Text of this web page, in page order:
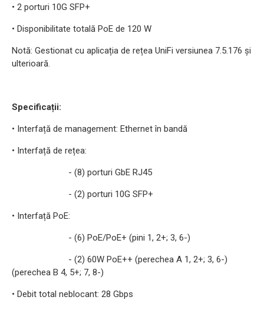
• 2 porturi 10G SFP+
• Disponibilitate totală PoE de 120 W
Notă: Gestionat cu aplicația de rețea UniFi versiunea 7.5.176 și
ulterioară.
Specificații:
• Interfață de management: Ethernet în bandă
• Interfață de rețea:
- (8) porturi GbE RJ45
- (2) porturi 10G SFP+
• Interfață PoE:
- (6) PoE/PoE+ (pini 1, 2+; 3, 6-)
- (2) 60W PoE++ (perechea A 1, 2+; 3, 6-)
(perechea B 4, 5+; 7, 8-)
• Debit total neblocant: 28 Gbps